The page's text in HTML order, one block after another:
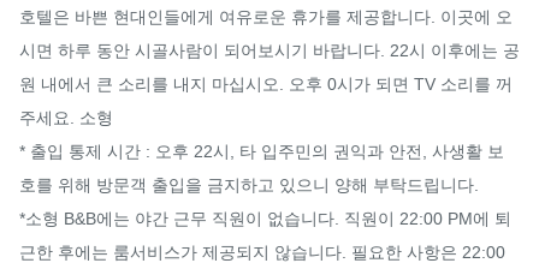
호텔은 바쁜 현대인들에게 여유로운 휴가를 제공합니다. 이곳에 오
시면 하루 동안 시골사람이 되어보시기 바랍니다. 22시 이후에는 공
원 내에서 큰 소리를 내지 마십시오. 오후 0시가 되면 TV 소리를 꺼
주세요. 소형
* 출입 통제 시간 : 오후 22시, 타 입주민의 권익과 안전, 사생활 보
호를 위해 방문객 출입을 금지하고 있으니 양해 부탁드립니다.
*소형 B&B에는 야간 근무 직원이 없습니다. 직원이 22:00 PM에 퇴
근한 후에는 룸서비스가 제공되지 않습니다. 필요한 사항은 22:00